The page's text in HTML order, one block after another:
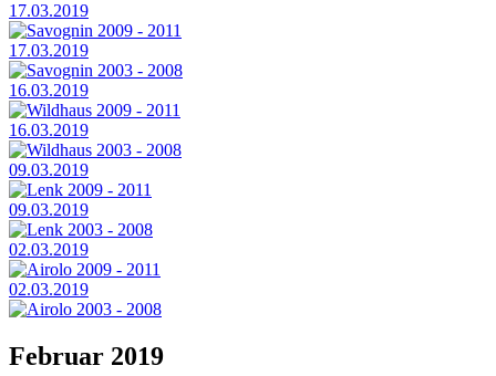
17.03.2019
Savognin 2009 - 2011
17.03.2019
Savognin 2003 - 2008
16.03.2019
Wildhaus 2009 - 2011
16.03.2019
Wildhaus 2003 - 2008
09.03.2019
Lenk 2009 - 2011
09.03.2019
Lenk 2003 - 2008
02.03.2019
Airolo 2009 - 2011
02.03.2019
Airolo 2003 - 2008
Februar 2019